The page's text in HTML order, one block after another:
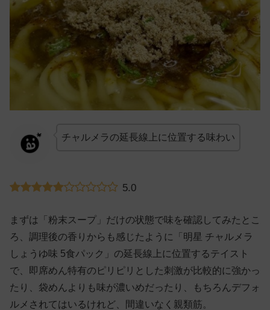
チャルメラの延長線上に位置する味わい
5.0
まずは「粉末スープ」だけの状態で味を確認してみたとこ
ろ、調理後の香りからも感じたように「明星 チャルメラ
しょうゆ味 5食パック」の延長線上に位置するテイスト
で、即席めん特有のピリピリとした刺激が比較的に強かっ
たり、袋めんよりも味が濃いめだったり、もちろんデフォ
ルメされてはいるけれど、間違いなく親類筋。